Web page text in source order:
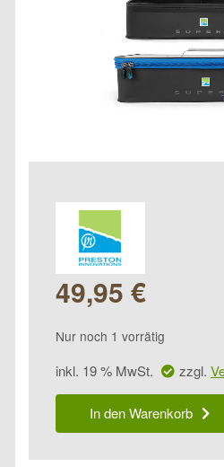
49,95 €
Nur noch 1 vorrätig
inkl. 19 % MwSt. zzgl.
Preston
Supera
UVA
System
In den Warenkorb